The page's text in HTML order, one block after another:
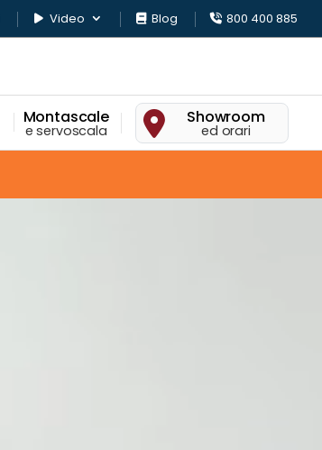
Video Blog 800 400 885
Montascale
e servoscala
Showroom
ed orari